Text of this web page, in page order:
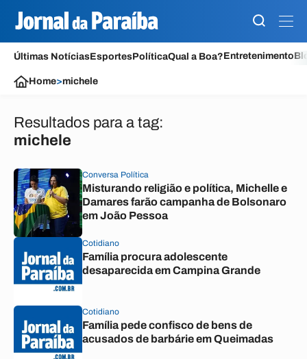
Últimas NotíciasEsportesPolíticaQual a Boa?Entretenimento
Home>michele
Resultados para a tag:
michele
Conversa Política
Misturando religião e política, Michelle e
Damares farão campanha de Bolsonaro
em João Pessoa
Cotidiano
Família procura adolescente
desaparecida em Campina Grande
Cotidiano
Família pede confisco de bens de
acusados de barbárie em Queimadas